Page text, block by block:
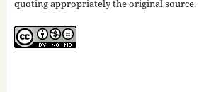
quoting appropriately the original source.